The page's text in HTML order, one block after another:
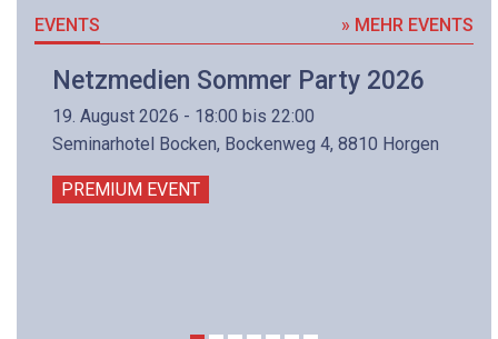
EVENTS » MEHR EVENTS
Netzmedien Sommer Party 2026
19. August 2026 - 18:00 bis 22:00
Seminarhotel Bocken, Bockenweg 4, 8810 Horgen
PREMIUM EVENT